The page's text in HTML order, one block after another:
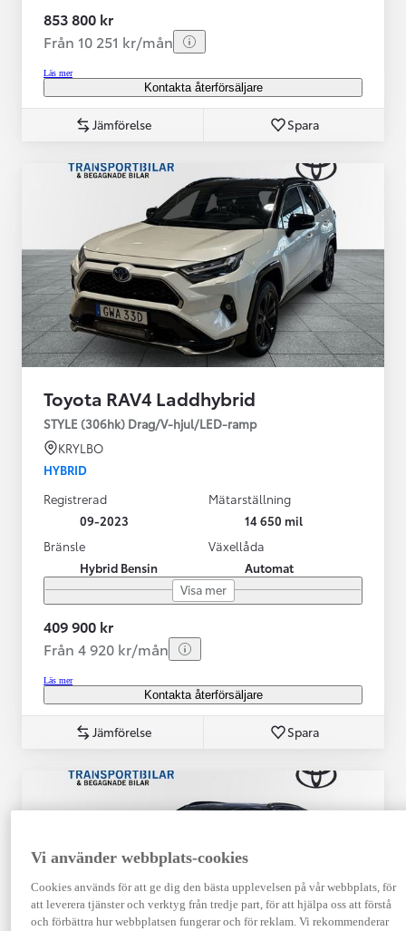
853 800 kr
Från 10 251 kr/mån
Läs mer
Kontakta återförsäljare
Jämförelse Spara
Toyota RAV4 Laddhybrid
STYLE (306hk) Drag/V-hjul/LED-ramp
KRYLBO
HYBRID
Registrerad
09-2023
Mätarställning
14 650 mil
Bränsle
Hybrid Bensin
Växellåda
Automat
Visa mer
409 900 kr
Från 4 920 kr/mån
Läs mer
Kontakta återförsäljare
Jämförelse Spara
Vi använder webbplats-cookies
Cookies används för att ge dig den bästa upplevelsen på vår webbplats, för
att leverera tjänster och verktyg från tredje part, för att hjälpa oss att förstå
och förbättra hur webbplatsen fungerar och för reklam. Vi rekommenderar